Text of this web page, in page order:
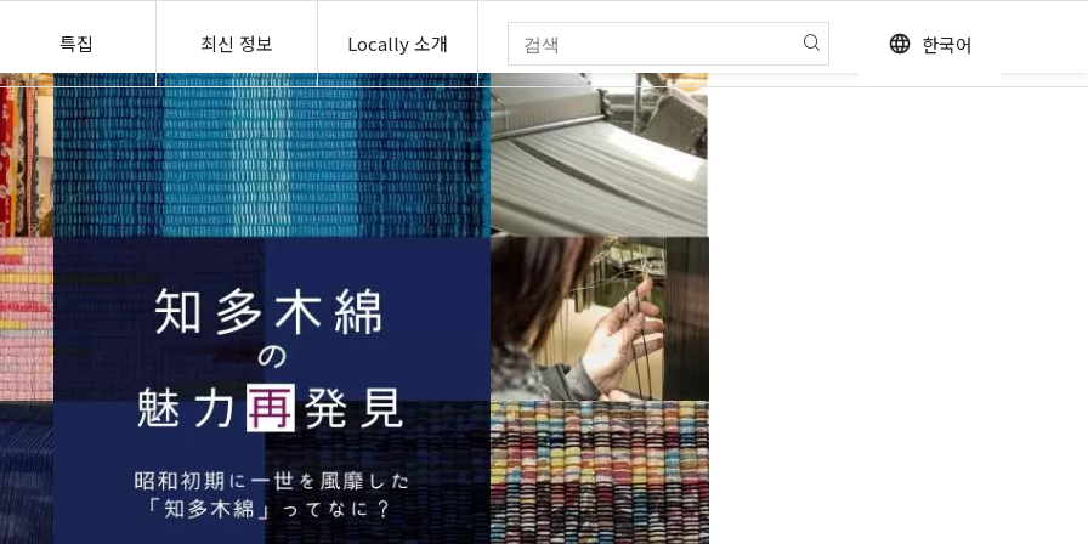
특집 최신 정보 Locally 소개 language 한국어